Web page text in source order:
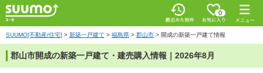
0
SUUMO[不動産/住宅] > 新築一戸建て > 福島県 > 郡山市 > 開成の新築一戸建て情報
郡山市開成の新築一戸建て・建売購入情報｜2026年8月